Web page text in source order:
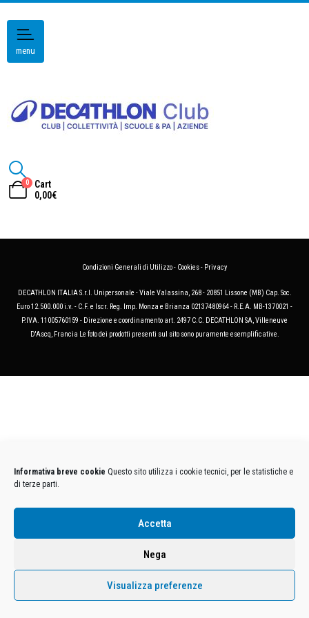
Informativa breve cookie Questo sito utilizza i cookie tecnici, per le statistiche e
di terze parti.
Accetta
Nega
Visualizza preferenze
menu
0
Cart
0,00€
Condizioni Generali di Utilizzo- Cookies- Privacy
DECATHLON ITALIA S.r.l. Unipersonale - Viale Valassina, 268 - 20851 Lissone (MB) Cap. Soc.
Euro 12.500.000 i.v. - C.F. e Iscr. Reg. Imp. Monza e Brianza 02137480964 - R.E.A. MB-1370021 -
P.IVA. 11005760159 - Direzione e coordinamento art. 2497 C.C. DECATHLON SA, Villeneuve
D'Ascq, Francia Le foto dei prodotti presenti sul sito sono puramente esemplificative.